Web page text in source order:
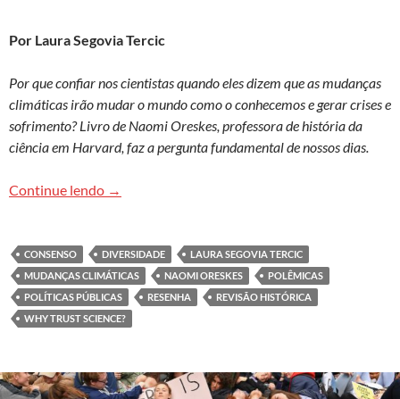
Por Laura Segovia Tercic
Por que confiar nos cientistas quando eles dizem que as mudanças
climáticas irão mudar o mundo como o conhecemos e gerar crises e
sofrimento? Livro de Naomi Oreskes, professora de história da
ciência em Harvard, faz a pergunta fundamental de nossos dias.
Continue lendo Quem foi que disse? Consenso e evidências
→
CONSENSO DIVERSIDADE
LAURA SEGOVIA TERCIC
MUDANÇAS CLIMÁTICAS
NAOMI ORESKES
POLÊMICAS
POLÍTICAS PÚBLICAS
RESENHA
REVISÃO HISTÓRICA
WHY TRUST SCIENCE?